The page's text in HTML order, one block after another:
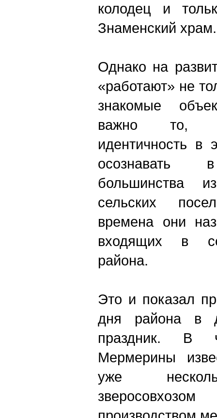
колодец и
Знаменский храм.
Однако на
«работают» не
знакомые
важно то,
идентичность в
осознавать
большинства
сельских
времена они
входящих в
района.
Это и показал
дня района в
праздник. В
Мермерины
уже